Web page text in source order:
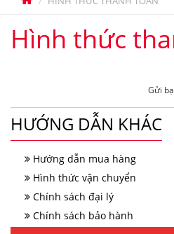
Hình thức
Gửi
HƯỚNG DẪN KHÁC
Hướng dẫn mua hàng
Hình thức vận chuyển
Chính sách đại lý
Chính sách bảo hành